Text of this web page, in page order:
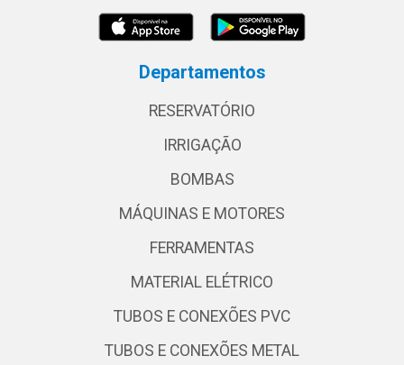
Departamentos
RESERVATÓRIO
IRRIGAÇÃO
BOMBAS
MÁQUINAS E MOTORES
FERRAMENTAS
MATERIAL ELÉTRICO
TUBOS E CONEXÕES PVC
TUBOS E CONEXÕES METAL